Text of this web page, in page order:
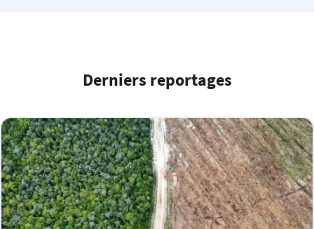
Derniers reportages